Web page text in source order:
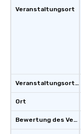
Veranstaltungsort
Veranstaltungsortstyp
Ort
Bewertung des Veranstaltungsortes